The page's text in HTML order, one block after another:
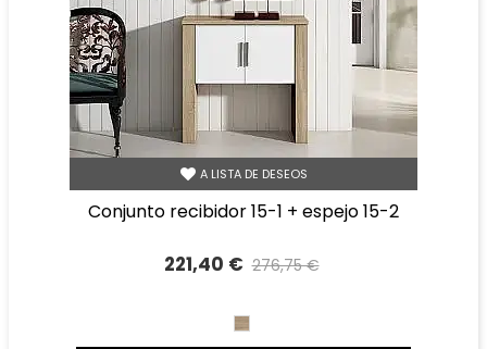
A LISTA DE DESEOS
conjunto recibidor 15-1 + espejo 15-2
221,40 € 276,75 €
CAMBRIAN